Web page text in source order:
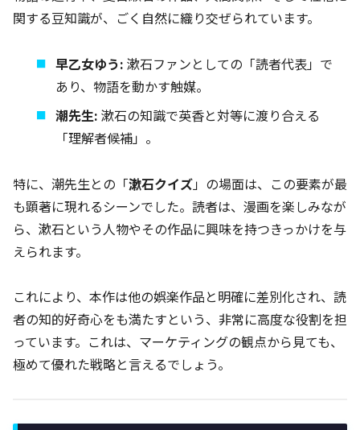
関する豆知識が、ごく自然に織り交ぜられています。
早乙女ゆう: 漱石ファンとしての「読者代表」で
あり、物語を動かす触媒。
潮先生: 漱石の知識で英香と対等に渡り合える
「理解者候補」。
特に、潮先生との「漱石クイズ」の場面は、この要素が最
も顕著に現れるシーンでした。読者は、漫画を楽しみなが
ら、漱石という人物やその作品に興味を持つきっかけを与
えられます。
これにより、本作は他の娯楽作品と明確に差別化され、読
者の知的好奇心をも満たすという、非常に高度な役割を担
っています。これは、マーケティングの観点から見ても、
極めて優れた戦略と言えるでしょう。